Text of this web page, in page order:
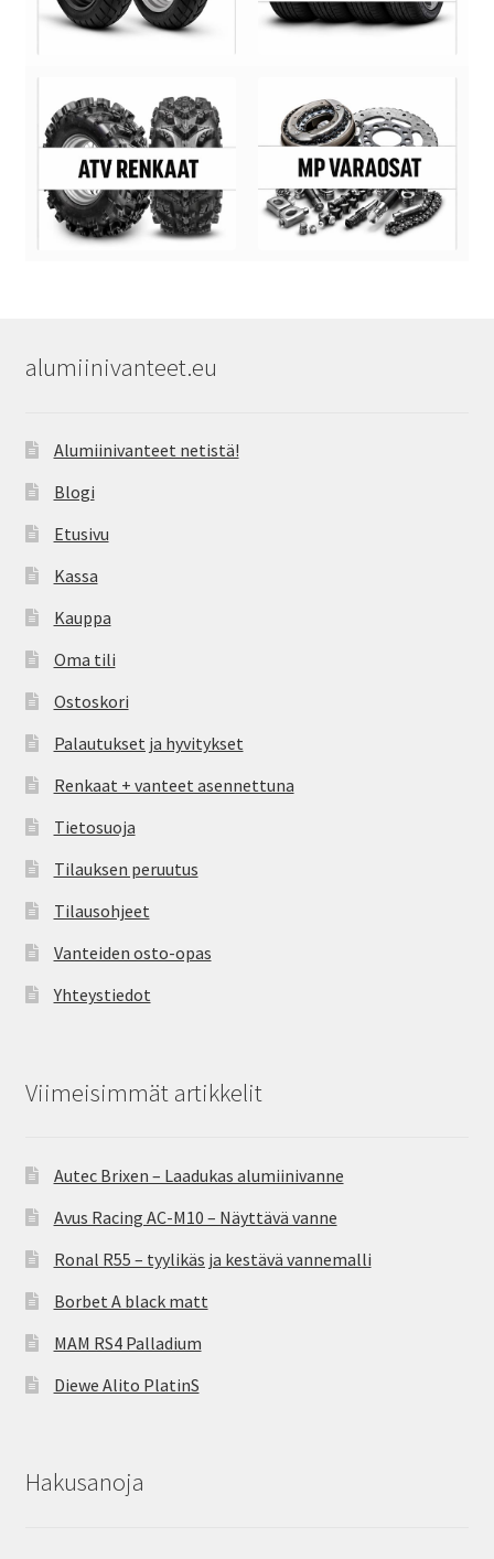
alumiinivanteet.eu
Alumiinivanteet netistä!
Blogi
Etusivu
Kassa
Kauppa
Oma tili
Ostoskori
Palautukset ja hyvitykset
Renkaat + vanteet asennettuna
Tietosuoja
Tilauksen peruutus
Tilausohjeet
Vanteiden osto-opas
Yhteystiedot
Viimeisimmät artikkelit
Autec Brixen – Laadukas alumiinivanne
Avus Racing AC-M10 – Näyttävä vanne
Ronal R55 – tyylikäs ja kestävä vannemalli
Borbet A black matt
MAM RS4 Palladium
Diewe Alito PlatinS
Hakusanoja